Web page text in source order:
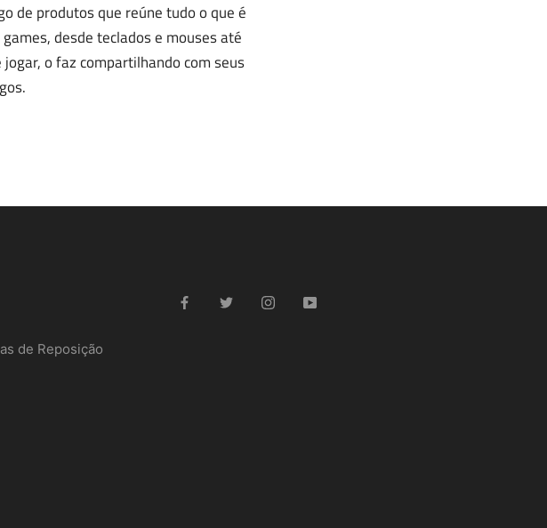
de produtos que reúne tudo o que é
desde teclados e mouses até
o faz compartilhando com seus
de Reposição